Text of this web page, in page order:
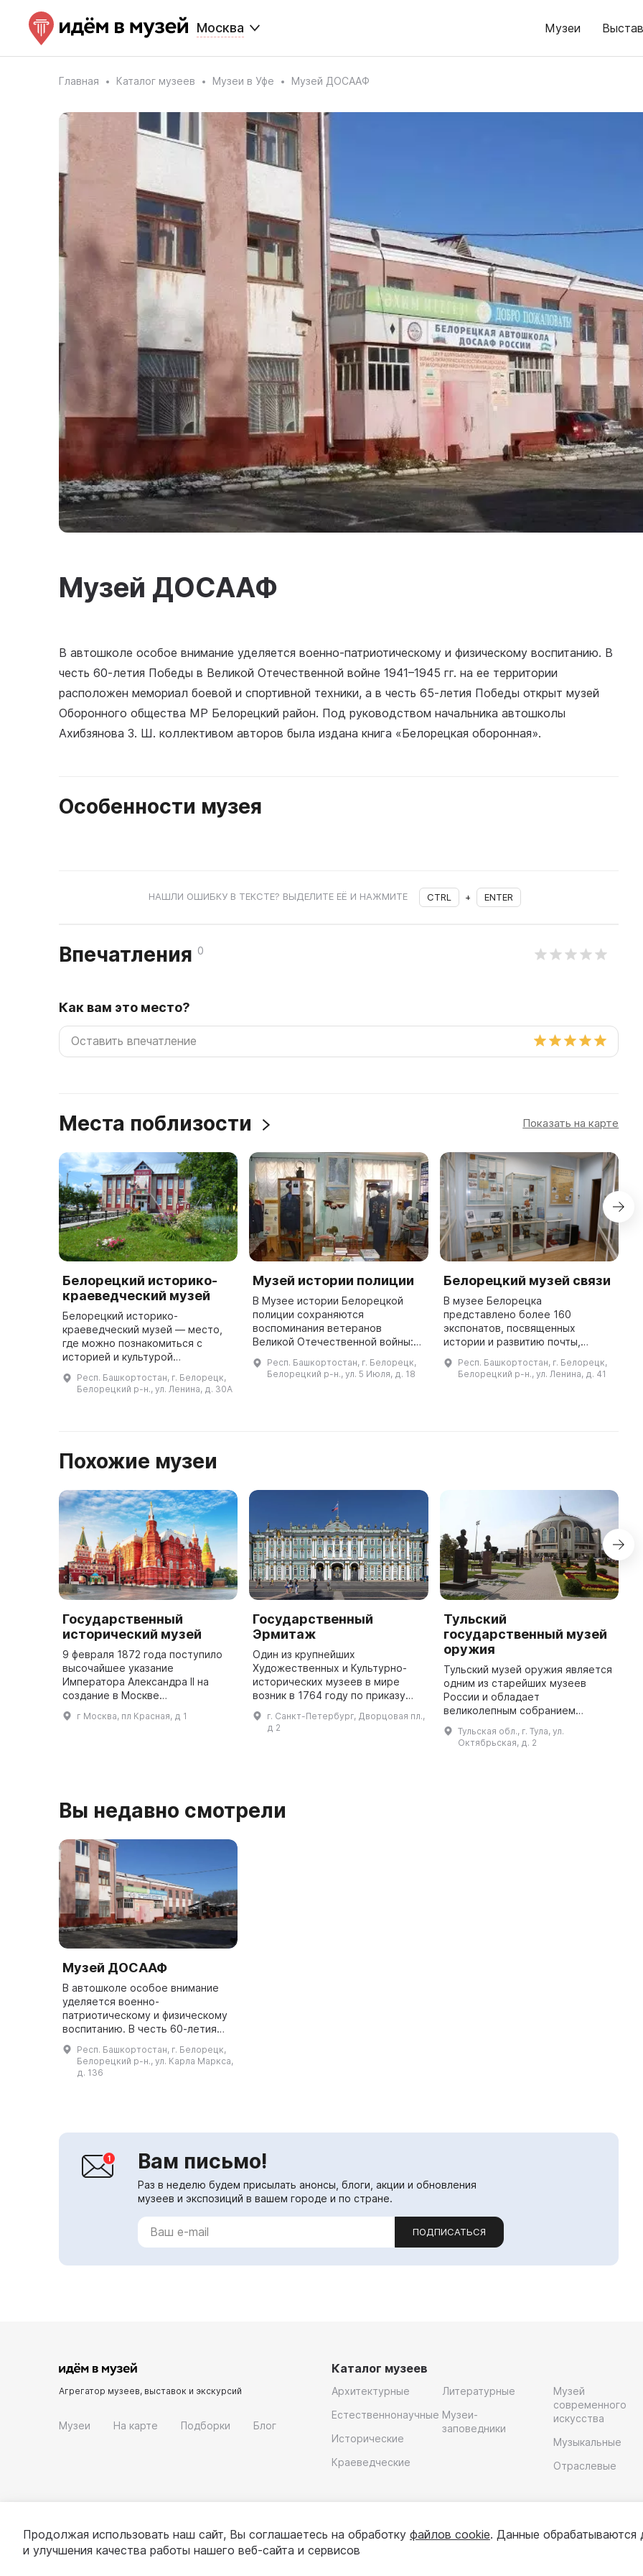
Москва Музеи
Главная Каталог музеев Музеи в Уфе Музей ДОСААФ
Музей ДОСААФ
В автошколе особое внимание уделяется военно-патриотическому и физическому воспитанию. В
честь 60-летия Победы в Великой Отечественной войне 1941–1945 гг. на ее территории
расположен мемориал боевой и спортивной техники, а в честь 65-летия Победы открыт музей
Оборонного общества МР Белорецкий район. Под руководством начальника автошколы
Ахибзянова З. Ш. коллективом авторов была издана книга «Белорецкая оборонная».
Особенности музея
НАШЛИ ОШИБКУ В ТЕКСТЕ? ВЫДЕЛИТЕ ЕЁ И НАЖМИТЕ CTRL + ENTER
Впечатления 0
Как вам это место?
Места поблизости Показать на карте
Белорецкий историко-
краеведческий музей
Белорецкий историко-
краеведческий музей — место,
где можно познакомиться с
историей и культурой
был открыт общественный
музей, который с 1995 по 2006
Респ. Башкортостан, г. Белорецк,
Белорецкий р-н., ул. Ленина, д. 30А
Музей истории полиции
В Музее истории Белорецкой
полиции сохраняются
воспоминания ветеранов
Великой Отечественной войны:
Булатова, В. И. Соловьева, П. П.
Зеркина, Н. К. Рукера, А. В.
Респ. Башкортостан, г. Белорецк,
Белорецкий р-н., ул. 5 Июля, д. 18
Белорецкий музей связи
В музее Белорецка
представлено более 160
экспонатов, посвященных
истории и развитию почты,
значительный вклад в
деятельность местного
Респ. Башкортостан, г. Белорецк,
Белорецкий р-н., ул. Ленина, д. 41
Похожие музеи
Государственный
исторический музей
9 февраля 1872 года поступило
высочайшее указание
Императора Александра II на
создание в Москве
Исторического музея имени
Цесаревича Александра
г Москва, пл Красная, д 1
Государственный
Эрмитаж
Один из крупнейших
Художественных и Культурно-
исторических музеев в мире
возник в 1764 году по приказу
императрицы Екатерины II, как
частное собрание. Музей был
открыт для посещения в 1852
г. Санкт-Петербург, Дворцовая пл.,
д 2
Тульский
государственный музей
оружия
Тульский музей оружия является
одним из старейших музеев
России и обладает
великолепным собранием
огнестрельного и холодного
оружия отечественного и
зарубежного производства. Он
Тульская обл., г. Тула, ул.
Октябрьская, д. 2
Вы недавно смотрели
Музей ДОСААФ
В автошколе особое внимание
уделяется военно-
патриотическому и физическому
воспитанию. В честь 60-летия
Победы в Великой
Отечественной войне 1941–1945
гг. на ее территории расположен
Респ. Башкортостан, г. Белорецк,
Белорецкий р-н., ул. Карла Маркса,
д. 136
Вам письмо!
Раз в неделю будем присылать анонсы, блоги, акции и обновления
музеев и экспозиций в вашем городе и по стране.
ПОДПИСАТЬСЯ
Агрегатор музеев, выставок и экскурсий
Музеи На карте Подборки Блог
Каталог музеев
Архитектурные
Естественнонаучные
Исторические
Краеведческие
Литературные
Музеи-
заповедники
Музей
современного
искусства
Музыкальные
Отраслевые
Продолжая использовать наш сайт, Вы соглашаетесь на обработку файлов cookie. Данные обрабатываются
и улучшения качества работы нашего веб-сайта и сервисов